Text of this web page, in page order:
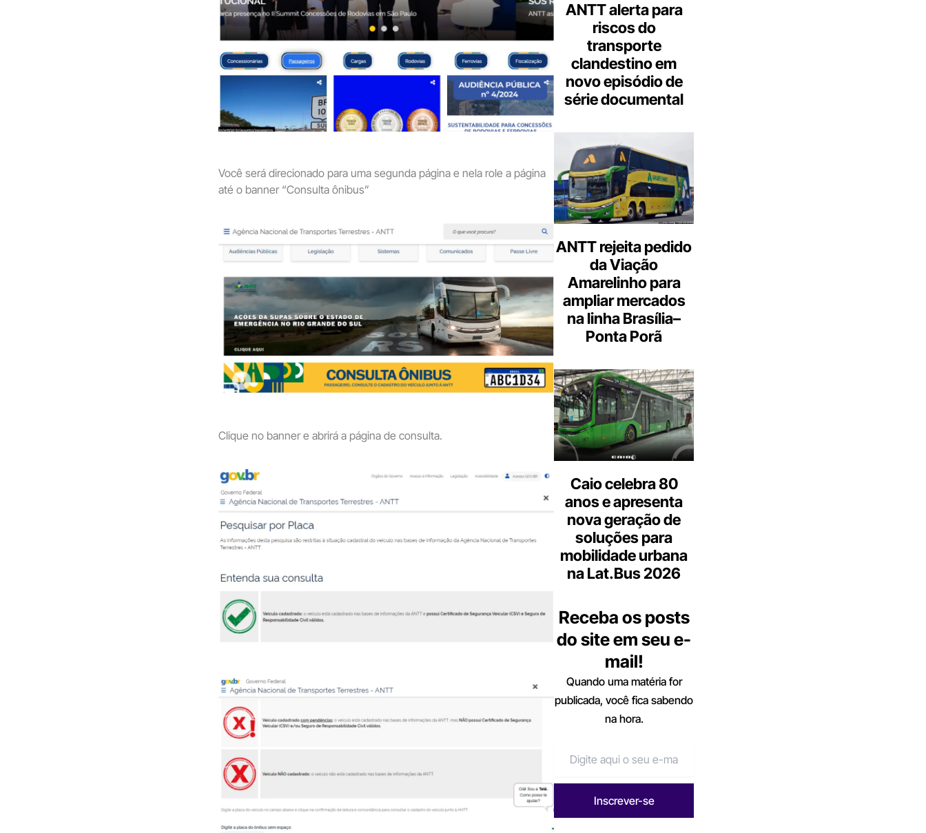
Você será direcionado para uma segunda página e nela role a página
até o banner “Consulta ônibus”
Clique no banner e abrirá a página de consulta.
ANTT alerta para
riscos do
transporte
clandestino em
novo episódio de
série documental
ANTT rejeita pedido
da Viação
Amarelinho para
ampliar mercados
na linha Brasília–
Ponta Porã
Caio celebra 80
anos e apresenta
nova geração de
soluções para
mobilidade urbana
na Lat.Bus 2026
Receba os posts
do site em seu e-
mail!
Quando uma matéria for
publicada, você fica sabendo
na hora.
Inscrever-se